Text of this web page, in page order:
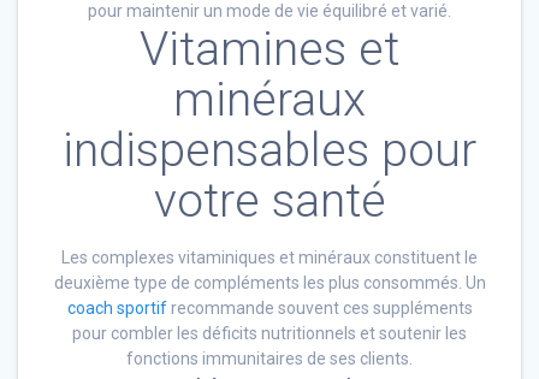
pour maintenir un mode de vie équilibré et varié.
Vitamines et
minéraux
indispensables pour
votre santé
Les complexes vitaminiques et minéraux constituent le
deuxième type de compléments les plus consommés. Un
coach sportifrecommande souvent ces suppléments
pour combler les déficits nutritionnels et soutenir les
fonctions immunitaires de ses clients.